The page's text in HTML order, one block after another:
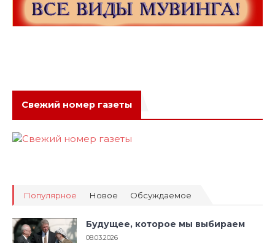
Свежий номер газеты
Популярное Новое Обсуждаемое
Будущее, которое мы выбираем
08.03.2026